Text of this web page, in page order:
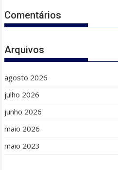
Comentários
Arquivos
agosto 2026
julho 2026
junho 2026
maio 2026
maio 2023